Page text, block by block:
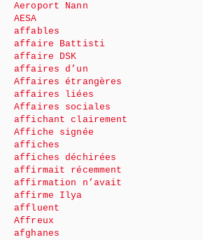
Aeroport Nann
AESA
affables
affaire Battisti
affaire DSK
affaires d’un
Affaires étrangères
affaires liées
Affaires sociales
affichant clairement
Affiche signée
affiches
affiches déchirées
affirmait récemment
affirmation n’avait
affirme Ilya
affluent
Affreux
afghanes